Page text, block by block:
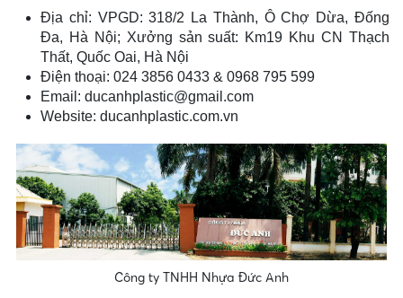
Địa chỉ: VPGD: 318/2 La Thành, Ô Chợ Dừa, Đống
Đa, Hà Nội; Xưởng sản suất: Km19 Khu CN Thạch
Thất, Quốc Oai, Hà Nội
Điện thoại: 024 3856 0433 & 0968 795 599
Email: ducanhplastic@gmail.com
Website: ducanhplastic.com.vn
Công ty TNHH Nhựa Đức Anh